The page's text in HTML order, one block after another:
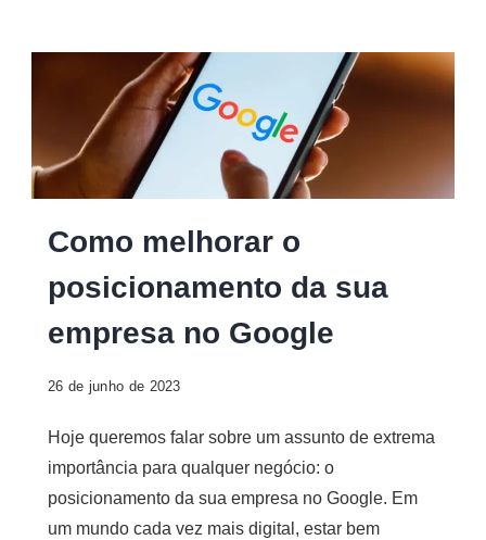
Como melhorar o
posicionamento da sua
empresa no Google
26 de junho de 2023
Hoje queremos falar sobre um assunto de extrema
importância para qualquer negócio: o
posicionamento da sua empresa no Google. Em
um mundo cada vez mais digital, estar bem